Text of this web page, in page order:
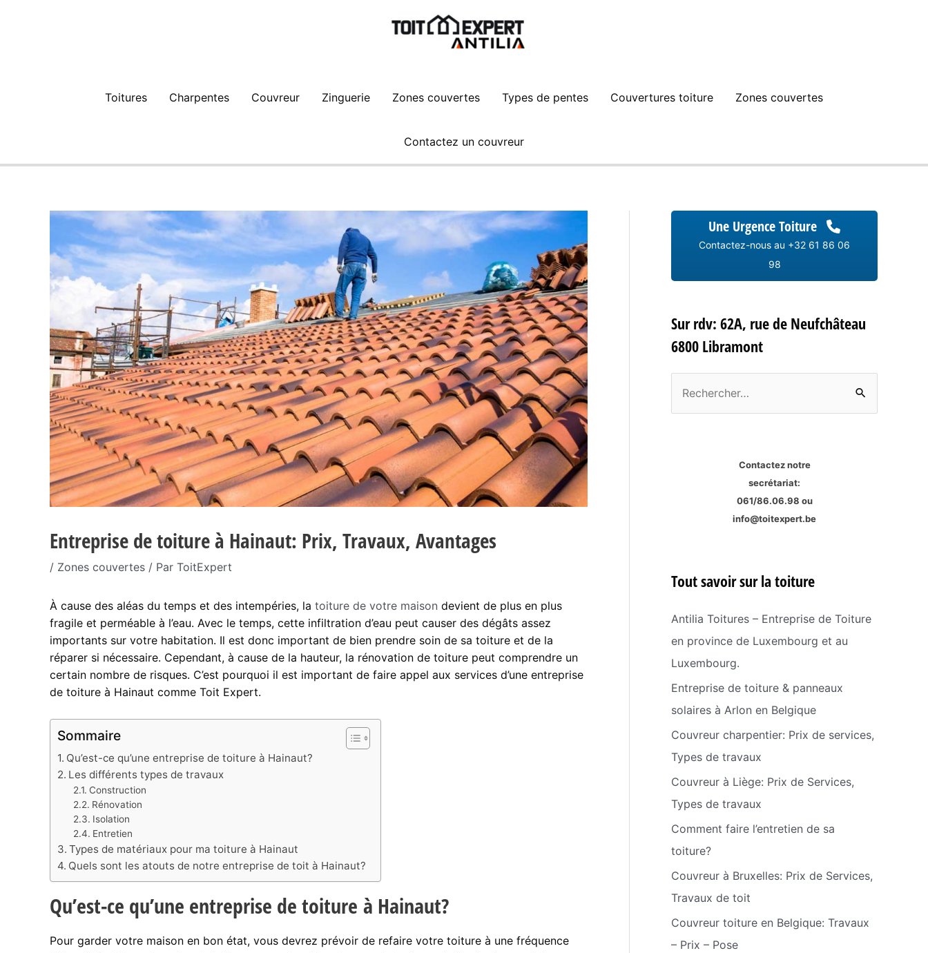
Toitures Charpentes Couvreur Zinguerie Zones couvertes Types de pentes Couvertures toiture Zones couvertes
Contactez un couvreur
Entreprise de toiture à Hainaut: Prix, Travaux, Avantages
/ Zones couvertes / Par ToitExpert
À cause des aléas du temps et des intempéries, la toiture de votre maison devient de plus en plus
fragile et perméable à l’eau. Avec le temps, cette infiltration d’eau peut causer des dégâts assez
importants sur votre habitation. Il est donc important de bien prendre soin de sa toiture et de la
réparer si nécessaire. Cependant, à cause de la hauteur, la rénovation de toiture peut comprendre un
certain nombre de risques. C’est pourquoi il est important de faire appel aux services d’une entreprise
de toiture à Hainaut comme Toit Expert.
Sommaire
Qu’est-ce qu’une entreprise de toiture à Hainaut?
Les différents types de travaux
Construction
Rénovation
Isolation
Entretien
Types de matériaux pour ma toiture à Hainaut
Quels sont les atouts de notre entreprise de toit à Hainaut?
Qu’est-ce qu’une entreprise de toiture à Hainaut?
Pour garder votre maison en bon état, vous devrez prévoir de refaire votre toiture à une fréquence
Une Urgence Toiture
Contactez-nous au +32 61 86 06
98
Sur rdv: 62A, rue de Neufchâteau
6800 Libramont
r
:
Contactez notre
secrétariat:
061/86.06.98 ou
info@toitexpert.be
Tout savoir sur la toiture
Antilia Toitures – Entreprise de Toiture
en province de Luxembourg et au
Luxembourg.
Entreprise de toiture & panneaux
solaires à Arlon en Belgique
Couvreur charpentier: Prix de services,
Types de travaux
Couvreur à Liège: Prix de Services,
Types de travaux
Comment faire l’entretien de sa
toiture?
Couvreur à Bruxelles: Prix de Services,
Travaux de toit
Couvreur toiture en Belgique: Travaux
– Prix – Pose